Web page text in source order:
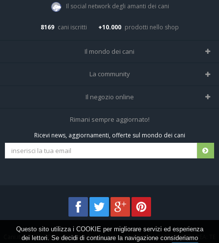
Il social network degli amanti dei cani
8169 cani iscritti +10.000 prodotti nello shop
Il mondo dei cani
Tutte le razze
La community
Home
Tutti i cani iscritti
Il negozio online
Negozio per cani
Spedizioni e resi
Rimani sempre aggiornato!
Ricevi news, aggiornamenti, offerte sul mondo dei cani
Cani.it © 2013-2026 •Privacy•Frezza Network S.R.L. P.I. 01821400676 REA: TE
Questo sito utilizza i COOKIE per migliorare servizi ed esperienza
dei lettori. Se decidi di continuare la navigazione consideriamo